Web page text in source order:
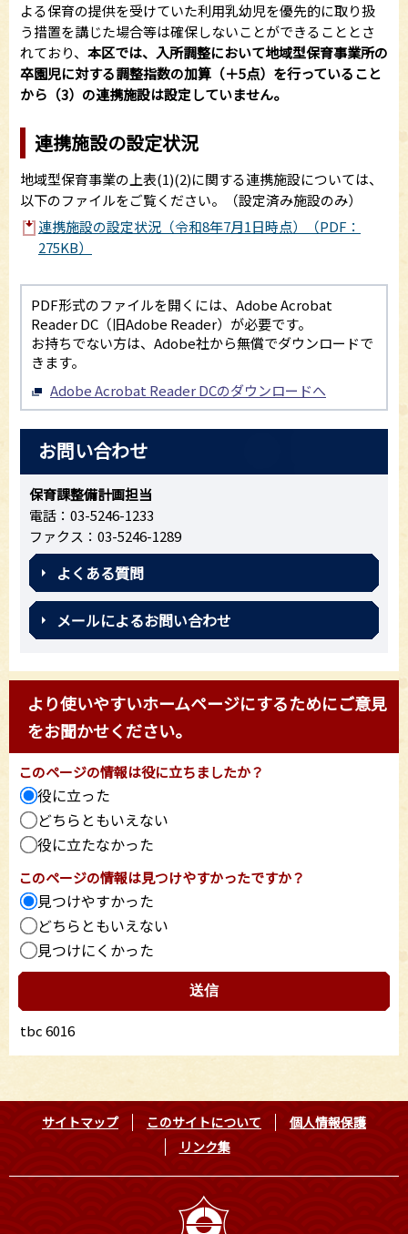
よる保育の提供を受けていた利用乳幼児を優先的に取り扱
う措置を講じた場合等は確保しないことができることとさ
れており、 本区では、入所調整において地域型保育事業所の
卒園児に対する調整指数の加算（＋5点）を行っていること
から（3）の連携施設は設定していません。
連携施設の設定状況
地域型保育事業の上表(1)(2)に関する連携施設については、
以下のファイルをご覧ください。（設定済み施設のみ）
連携施設の設定状況（令和8年7月1日時点）（PDF：
275KB）
PDF形式のファイルを開くには、Adobe Acrobat
Reader DC（旧Adobe Reader）が必要です。
お持ちでない方は、Adobe社から無償でダウンロードで
きます。
Adobe Acrobat Reader DCのダウンロードへ
お問い合わせ
保育課整備計画担当
電話：03-5246-1233
ファクス：03-5246-1289
よくある質問
メールによるお問い合わせ
より使いやすいホームページにするためにご意見
をお聞かせください。
このページの情報は役に立ちましたか？
役に立った
どちらともいえない
役に立たなかった
このページの情報は見つけやすかったですか？
見つけやすかった
どちらともいえない
見つけにくかった
tbc 6016
サイトマップ このサイトについて
個人情報保護
リンク集